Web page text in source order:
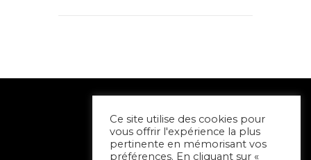
Ce site utilise des cookies pour
vous offrir l'expérience la plus
pertinente en mémorisant vos
préférences. En cliquant sur «